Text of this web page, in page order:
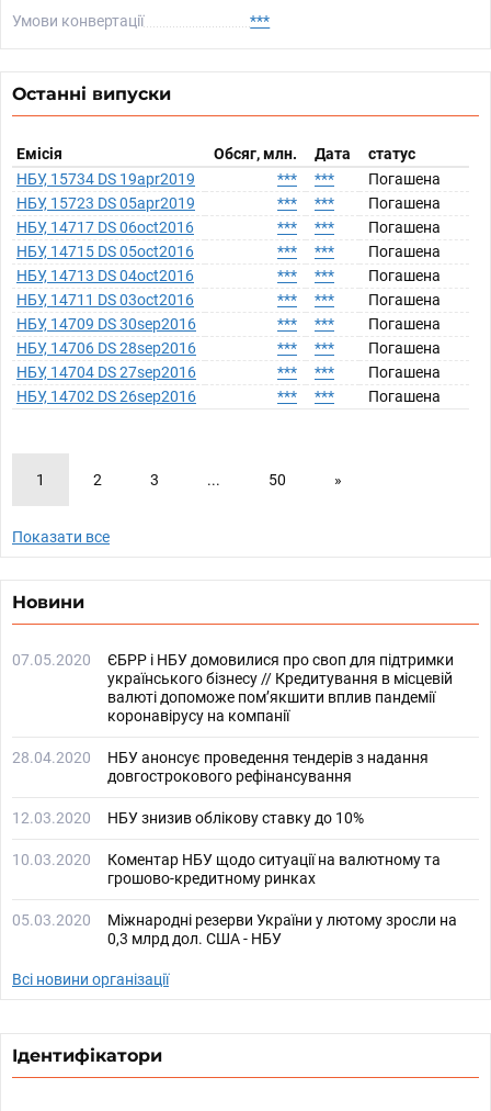
Умови конвертації ***
Останні випуски
Емісія Обсяг, млн. Дата
статус
НБУ, 15734 DS 19apr2019
*** ***
Погашена
НБУ, 15723 DS 05apr2019
*** ***
Погашена
НБУ, 14717 DS 06oct2016
*** ***
Погашена
НБУ, 14715 DS 05oct2016
*** ***
Погашена
НБУ, 14713 DS 04oct2016
*** ***
Погашена
НБУ, 14711 DS 03oct2016
*** ***
Погашена
НБУ, 14709 DS 30sep2016
*** ***
Погашена
НБУ, 14706 DS 28sep2016
*** ***
Погашена
НБУ, 14704 DS 27sep2016
*** ***
Погашена
НБУ, 14702 DS 26sep2016
*** *** Погашена
1 2 3 ... 50 »
Показати все
Новини
07.05.2020
ЄБРР і НБУ домовилися про своп для підтримки
українського бізнесу // Кредитування в місцевій
валюті допоможе пом’якшити вплив пандемії
коронавірусу на компанії
28.04.2020
НБУ анонсує проведення тендерів з надання
довгострокового рефінансування
12.03.2020 НБУ знизив облікову ставку до 10%
10.03.2020
Коментар НБУ щодо ситуації на валютному та
грошово-кредитному ринках
05.03.2020
Міжнародні резерви України у лютому зросли на
0,3 млрд дол. США - НБУ
Всі новини організації
Ідентифікатори